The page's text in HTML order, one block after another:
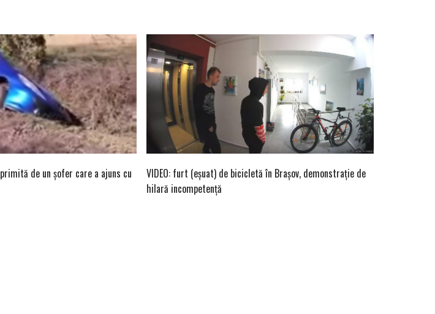
de un șofer care a ajuns cu
VIDEO: furt (eșuat) de bicicletă în Brașov, demonstrație de
hilară incompetență